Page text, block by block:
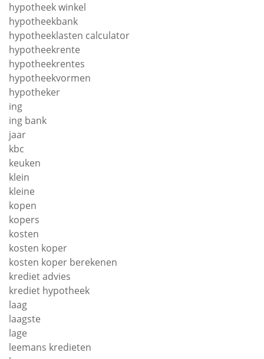
hypotheek winkel
hypotheekbank
hypotheeklasten calculator
hypotheekrente
hypotheekrentes
hypotheekvormen
hypotheker
ing
ing bank
jaar
kbc
keuken
klein
kleine
kopen
kopers
kosten
kosten koper
kosten koper berekenen
krediet advies
krediet hypotheek
laag
laagste
lage
leemans kredieten